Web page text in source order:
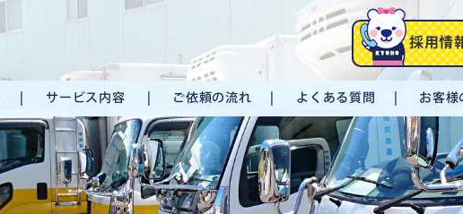
採用情
サービス内容 ご依頼の流れ よくある質問 お客様